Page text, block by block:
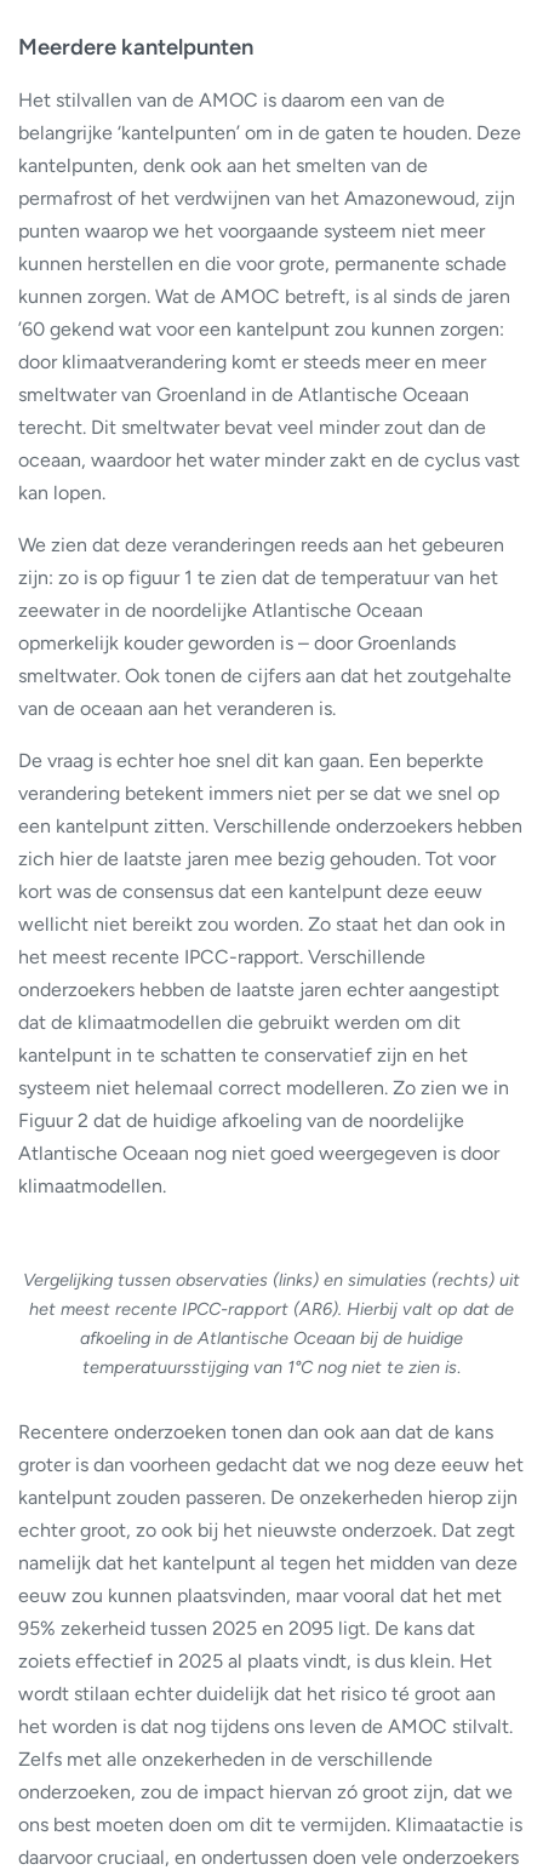
Meerdere kantelpunten
Het stilvallen van de AMOC is daarom een van de
belangrijke ‘kantelpunten’ om in de gaten te houden. Deze
kantelpunten, denk ook aan het smelten van de
permafrost of het verdwijnen van het Amazonewoud, zijn
punten waarop we het voorgaande systeem niet meer
kunnen herstellen en die voor grote, permanente schade
kunnen zorgen. Wat de AMOC betreft, is al sinds de jaren
’60 gekend wat voor een kantelpunt zou kunnen zorgen:
door klimaatverandering komt er steeds meer en meer
smeltwater van Groenland in de Atlantische Oceaan
terecht. Dit smeltwater bevat veel minder zout dan de
oceaan, waardoor het water minder zakt en de cyclus vast
kan lopen.
We zien dat deze veranderingen reeds aan het gebeuren
zijn: zo is op figuur 1 te zien dat de temperatuur van het
zeewater in de noordelijke Atlantische Oceaan
opmerkelijk kouder geworden is – door Groenlands
smeltwater. Ook tonen de cijfers aan dat het zoutgehalte
van de oceaan aan het veranderen is.
De vraag is echter hoe snel dit kan gaan. Een beperkte
verandering betekent immers niet per se dat we snel op
een kantelpunt zitten. Verschillende onderzoekers hebben
zich hier de laatste jaren mee bezig gehouden. Tot voor
kort was de consensus dat een kantelpunt deze eeuw
wellicht niet bereikt zou worden. Zo staat het dan ook in
het meest recente IPCC-rapport. Verschillende
onderzoekers hebben de laatste jaren echter aangestipt
dat de klimaatmodellen die gebruikt werden om dit
kantelpunt in te schatten te conservatief zijn en het
systeem niet helemaal correct modelleren. Zo zien we in
Figuur 2 dat de huidige afkoeling van de noordelijke
Atlantische Oceaan nog niet goed weergegeven is door
klimaatmodellen.
Vergelijking tussen observaties (links) en simulaties (rechts) uit
het meest recente IPCC-rapport (AR6). Hierbij valt op dat de
afkoeling in de Atlantische Oceaan bij de huidige
temperatuursstijging van 1°C nog niet te zien is.
Recentere onderzoeken tonen dan ook aan dat de kans
groter is dan voorheen gedacht dat we nog deze eeuw het
kantelpunt zouden passeren. De onzekerheden hierop zijn
echter groot, zo ook bij het nieuwste onderzoek. Dat zegt
namelijk dat het kantelpunt al tegen het midden van deze
eeuw zou kunnen plaatsvinden, maar vooral dat het met
95% zekerheid tussen 2025 en 2095 ligt. De kans dat
zoiets effectief in 2025 al plaats vindt, is dus klein. Het
wordt stilaan echter duidelijk dat het risico té groot aan
het worden is dat nog tijdens ons leven de AMOC stilvalt.
Zelfs met alle onzekerheden in de verschillende
onderzoeken, zou de impact hiervan zó groot zijn, dat we
ons best moeten doen om dit te vermijden. Klimaatactie is
daarvoor cruciaal, en ondertussen doen vele onderzoekers